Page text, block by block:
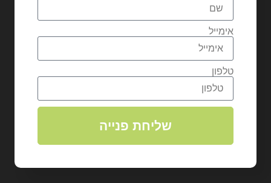
אימייל
טלפון
שליחת פנייה